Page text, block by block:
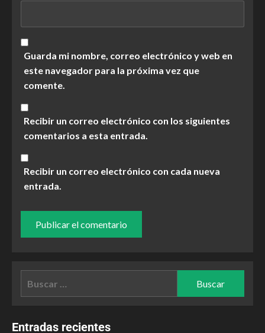
Guarda mi nombre, correo electrónico y web en
este navegador para la próxima vez que
comente.
Recibir un correo electrónico con los siguientes
comentarios a esta entrada.
Recibir un correo electrónico con cada nueva
entrada.
Entradas recientes